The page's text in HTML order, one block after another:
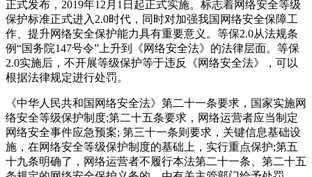
正式发布，2019年12月1日起正式实施。标志着网络安全等级
保护标准正式进入2.0时代，同时对加强我国网络安全保障工
作、提升网络安全保护能力具有重要意义。等保2.0从法规条
例“国务院147号令”上升到《网络安全法》的法律层面。等保
2.0实施后，不开展等级保护等于违反《网络安全法》，可以
根据法律规定进行处罚。
《中华人民共和国网络安全法》第二十一条要求，国家实施网
络安全等级保护制度;第二十五条要求，网络运营者应当制定
网络安全事件应急预案; 第三十一条则要求，关键信息基础设
施，在网络安全等级保护制度的基础上，实行重点保护;第五
十九条明确了，网络运营者不履行本法第二十一条、第二十五